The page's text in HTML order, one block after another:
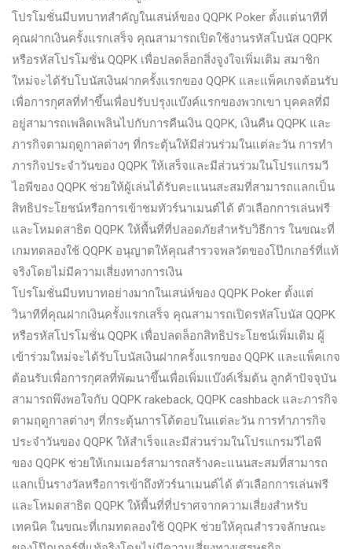
โปรโมชั่นมีบทบาทสําคัญในเสน่ห์ของ QQPK Poker ตั้งแต่นาทีที่
คุณฝากเงินครั้งแรกเสร็จ คุณสามารถเปิดใช้งานรหัสโบนัส QQPK
หรือรหัสโปรโมชั่น QQPK เพื่อปลดล็อกสิ่งจูงใจเพิ่มเติม สมาชิก
ใหม่จะได้รับโบนัสเงินฝากครั้งแรกของ QQPK และแพ็คเกจต้อนรับ
เพื่อการกุศลที่ทําขึ้นเพื่อปรับปรุงแบ๊งค์แรกของพวกเขา บุคคลที่มี
อยู่สามารถเพลิดเพลินไปกับการคืนเงิน QQPK, เงินคืน QQPK และ
ภารกิจตามฤดูกาลต่างๆ ที่กระตุ้นให้มีส่วนร่วมในแต่ละวัน การทํา
ภารกิจประจําวันของ QQPK ให้เสร็จและมีส่วนร่วมในโปรแกรมวี
ไอพีของ QQPK ช่วยให้ผู้เล่นได้รับคะแนนสะสมที่สามารถแลกเป็น
สิทธิประโยชน์หรือการเข้าชมทัวร์นาเมนต์ได้ ตัวเลือกการเล่นฟรี
และโหมดสาธิต QQPK ให้พื้นที่ที่ปลอดภัยสําหรับวิธีการ ในขณะที่
เกมทดลองใช้ QQPK อนุญาตให้คุณสํารวจพลวัตของโป๊กเกอร์ที่แท้
จริงโดยไม่มีความเสี่ยงทางการเงิน
โปรโมชั่นมีบทบาทอย่างมากในเสน่ห์ของ QQPK Poker ตั้งแต่
วินาทีที่คุณฝากเงินครั้งแรกเสร็จ คุณสามารถเปิดรหัสโบนัส QQPK
หรือรหัสโปรโมชั่น QQPK เพื่อปลดล็อกสิทธิประโยชน์เพิ่มเติม ผู้
เข้าร่วมใหม่จะได้รับโบนัสเงินฝากครั้งแรกของ QQPK และแพ็คเกจ
ต้อนรับเพื่อการกุศลที่พัฒนาขึ้นเพื่อเพิ่มแบ๊งค์เริ่มต้น ลูกค้าปัจจุบัน
สามารถพึงพอใจกับ QQPK rakeback, QQPK cashback และภารกิจ
ตามฤดูกาลต่างๆ ที่กระตุ้นการโต้ตอบในแต่ละวัน การทําภารกิจ
ประจําวันของ QQPK ให้สําเร็จและมีส่วนร่วมในโปรแกรมวีไอพี
ของ QQPK ช่วยให้เกมเมอร์สามารถสร้างคะแนนสะสมที่สามารถ
แลกเป็นรางวัลหรือการเข้าถึงทัวร์นาเมนต์ได้ ตัวเลือกการเล่นฟรี
และโหมดสาธิต QQPK ให้พื้นที่ที่ปราศจากความเสี่ยงสําหรับ
เทคนิค ในขณะที่เกมทดลองใช้ QQPK ช่วยให้คุณสํารวจลักษณะ